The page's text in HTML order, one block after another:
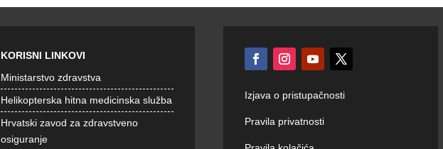
KORISNI LINKOVI
Ministarstvo zdravstva
Helikopterska hitna medicinska služba
Hrvatski zavod za zdravstveno
osiguranje
Izjava o pristupačnosti
Pravila privatnosti